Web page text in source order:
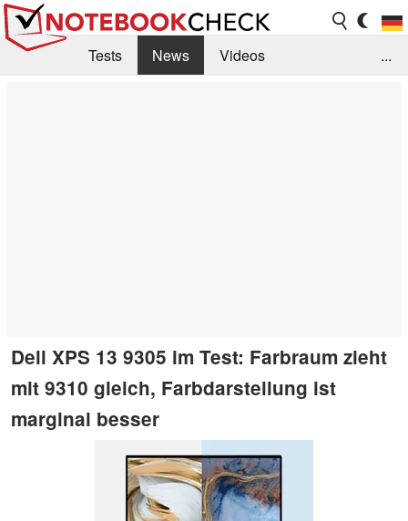
Tests News
Videos
...
Dell XPS 13 9305 im Test: Farbraum zieht
mit 9310 gleich, Farbdarstellung ist
marginal besser